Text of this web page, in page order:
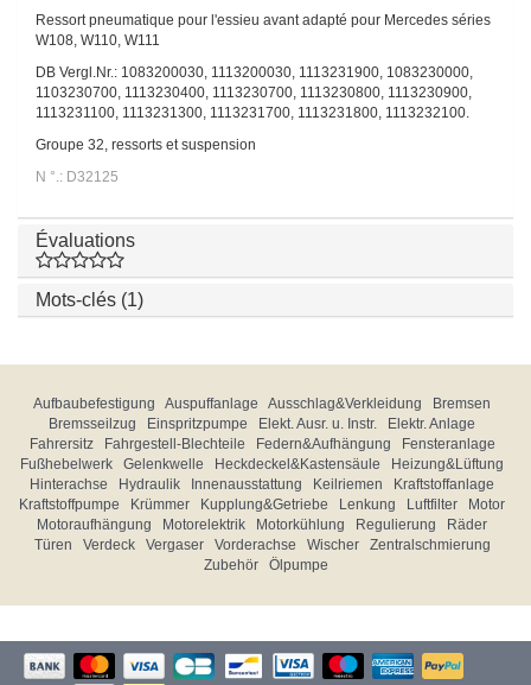
Ressort pneumatique pour l'essieu avant adapté pour Mercedes séries
W108, W110, W111
DB Vergl.Nr.: 1083200030, 1113200030, 1113231900, 1083230000,
1103230700, 1113230400, 1113230700, 1113230800, 1113230900,
1113231100, 1113231300, 1113231700, 1113231800, 1113232100.
Groupe 32, ressorts et suspension
N °.: D32125
Évaluations
Mots-clés (1)
Aufbaubefestigung Auspuffanlage Ausschlag&Verkleidung
Bremsen
Bremsseilzug
Einspritzpumpe Elekt. Ausr. u. Instr.
Elektr. Anlage
Fahrersitz
Fahrgestell-Blechteile Federn&Aufhängung
Fensteranlage
Fußhebelwerk
Gelenkwelle Heckdeckel&Kastensäule
Heizung&Lüftung
Hinterachse
Hydraulik Innenausstattung Keilriemen
Kraftstoffanlage
Kraftstoffpumpe
Krümmer Kupplung&Getriebe Lenkung Luftfilter
Motor
Motoraufhängung
Motorelektrik Motorkühlung Regulierung
Räder
Türen
Verdeck Vergaser Vorderachse Wischer
Zentralschmierung
Zubehör
Ölpumpe